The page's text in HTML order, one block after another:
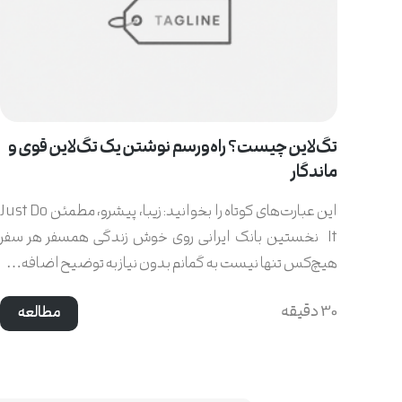
تگ‌لاین چیست؟ راه‌ورسم نوشتن یک تگ‌لاین قوی و
ماندگار
این عبارت‌های کوتاه را بخوانید: زیبا، پیشرو، مطمئن Just Do
It نخستین بانک ایرانی روی خوش زندگی همسفر هر سفر
هیچ‌کس تنها نیست به گمانم بدون نیاز به توضیح اضافه…
30 دقیقه مطالعه